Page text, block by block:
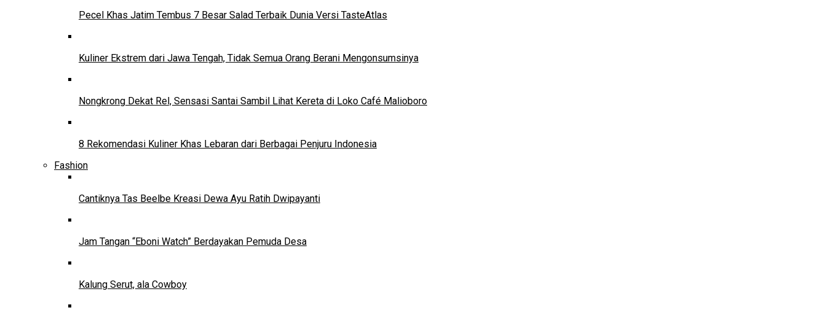
Pecel Khas Jatim Tembus 7 Besar Salad Terbaik Dunia Versi TasteAtlas
Kuliner Ekstrem dari Jawa Tengah, Tidak Semua Orang Berani Mengonsumsinya
Nongkrong Dekat Rel, Sensasi Santai Sambil Lihat Kereta di Loko Café Malioboro
8 Rekomendasi Kuliner Khas Lebaran dari Berbagai Penjuru Indonesia
Fashion
Cantiknya Tas Beelbe Kreasi Dewa Ayu Ratih Dwipayanti
Jam Tangan “Eboni Watch” Berdayakan Pemuda Desa
Kalung Serut, ala Cowboy